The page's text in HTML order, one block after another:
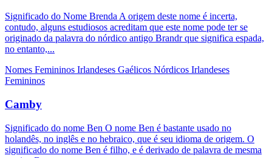
Significado do Nome Brenda A origem deste nome é incerta,
contudo, alguns estudiosos acreditam que este nome pode ter se
originado da palavra do nórdico antigo Brandr que significa espada,
no entanto,...
Nomes Femininos Irlandeses Gaélicos Nórdicos Irlandeses
Femininos
Camby
Significado do nome Ben O nome Ben é bastante usado no
holandês, no inglês e no hebraico, que é seu idioma de origem. O
significado do nome Ben é filho, e é derivado de palavra de mesma